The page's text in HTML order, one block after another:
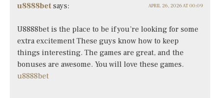
u8888bet says: APRIL 26, 2026 AT 00:09
U8888bet is the place to be if you’re looking for some
extra excitement These guys know how to keep
things interesting. The games are great, and the
bonuses are awesome. You will love these games.
u8888bet